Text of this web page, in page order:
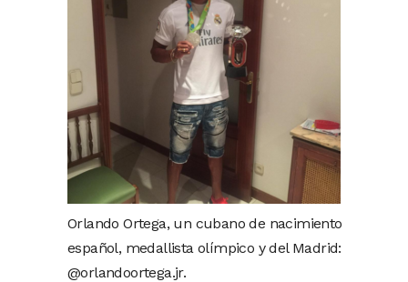
Orlando Ortega, un cubano de nacimiento
español, medallista olímpico y del Madrid:
@orlandoortega.jr.